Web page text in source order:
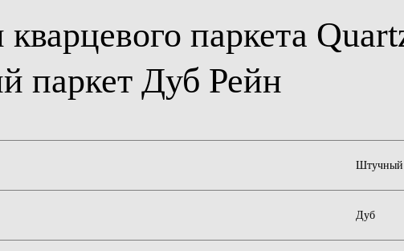
паркета
паркет Дуб Рейн
Штучный
Дуб